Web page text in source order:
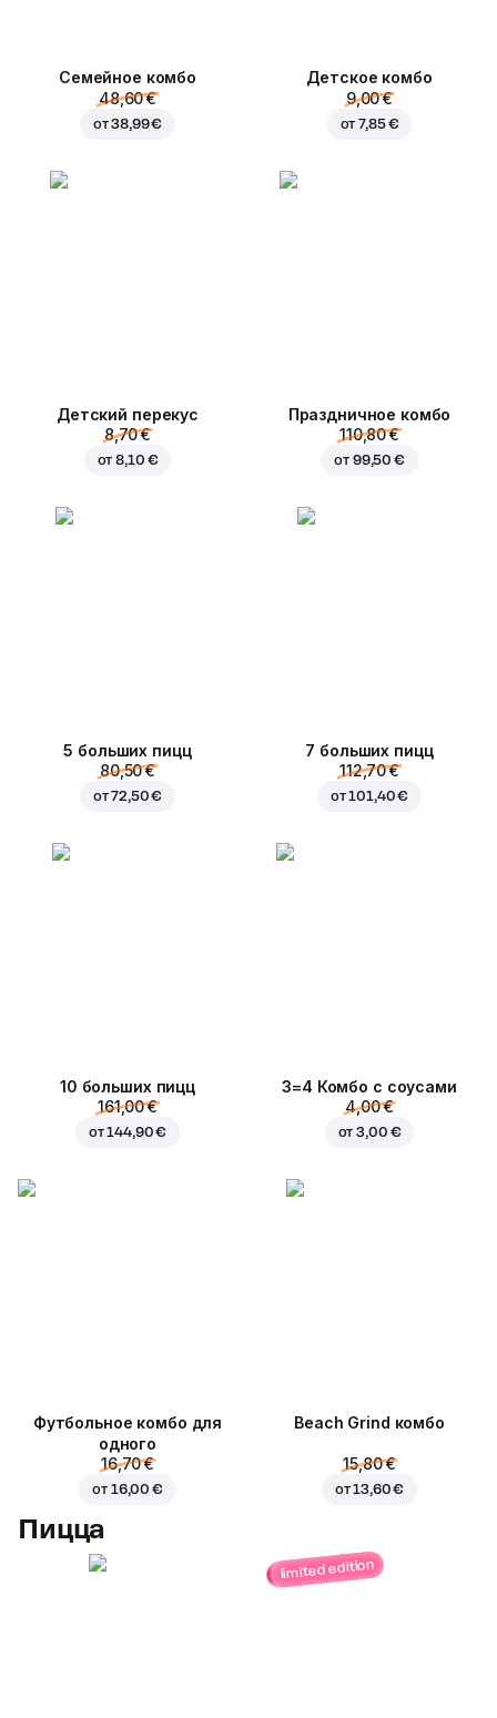
Семейное комбо
48,60 €
от38,99 €
Детское комбо
9,00 €
от7,85 €
Детский перекус
8,70 €
от8,10 €
Праздничное комбо
110,80 €
от 99,50 €
5 больших пицц
80,50 €
от72,50 €
7 больших пицц
112,70 €
от101,40 €
10 больших пицц
161,00 €
от144,90 €
3=4 Комбо с соусами
4,00 €
от3,00 €
Футбольное комбо для
одного
16,70 €
от 16,00 €
Beach Grind комбо
15,80 €
от13,60 €
Пицца
limited edition